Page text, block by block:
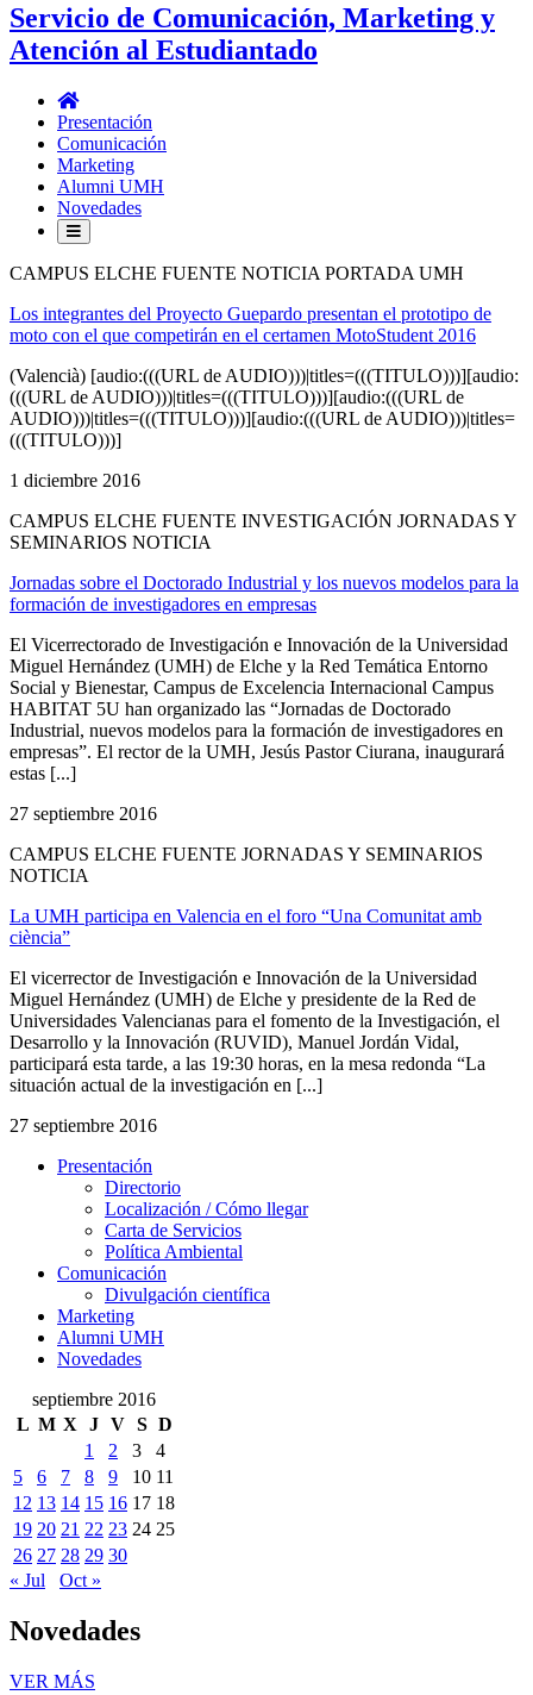
Servicio de Comunicación, Marketing y
Atención al Estudiantado
Servicio
de
Comunicación,
Marketing
y
Atención
al
Estudiantado
Presentación
Comunicación
Marketing
Alumni UMH
Novedades
CAMPUS ELCHE FUENTE NOTICIA PORTADA UMH
Los integrantes del Proyecto Guepardo presentan el prototipo de
moto con el que competirán en el certamen MotoStudent 2016
(Valencià) [audio:(((URL de AUDIO)))|titles=(((TITULO)))][audio:
(((URL de AUDIO)))|titles=(((TITULO)))][audio:(((URL de
AUDIO)))|titles=(((TITULO)))][audio:(((URL de AUDIO)))|titles=
(((TITULO)))]
1 diciembre 2016
CAMPUS ELCHE FUENTE INVESTIGACIÓN JORNADAS Y
SEMINARIOS NOTICIA
Jornadas sobre el Doctorado Industrial y los nuevos modelos para la
formación de investigadores en empresas
El Vicerrectorado de Investigación e Innovación de la Universidad
Miguel Hernández (UMH) de Elche y la Red Temática Entorno
Social y Bienestar, Campus de Excelencia Internacional Campus
HABITAT 5U han organizado las “Jornadas de Doctorado
Industrial, nuevos modelos para la formación de investigadores en
empresas”. El rector de la UMH, Jesús Pastor Ciurana, inaugurará
estas [...]
27 septiembre 2016
CAMPUS ELCHE FUENTE JORNADAS Y SEMINARIOS
NOTICIA
La UMH participa en Valencia en el foro “Una Comunitat amb
ciència”
El vicerrector de Investigación e Innovación de la Universidad
Miguel Hernández (UMH) de Elche y presidente de la Red de
Universidades Valencianas para el fomento de la Investigación, el
Desarrollo y la Innovación (RUVID), Manuel Jordán Vidal,
participará esta tarde, a las 19:30 horas, en la mesa redonda “La
situación actual de la investigación en [...]
27 septiembre 2016
Presentación
Presentación
Directorio
Localización / Cómo llegar
Carta de Servicios
Política Ambiental
Comunicación
Comunicación
Divulgación científica
Marketing
Alumni UMH
Novedades
septiembre 2016
L M X J V S D
1
2 3
4
5
6 7 8 9 10 11
12 13 14 15 16 17 18
19 20 21 22 23 24 25
26 27 28 29 30
« Jul
Oct »
Novedades
VER MÁS